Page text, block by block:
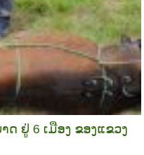
ດ ຢູ່ 6 ເມືອງ ຂອງແຂວງ